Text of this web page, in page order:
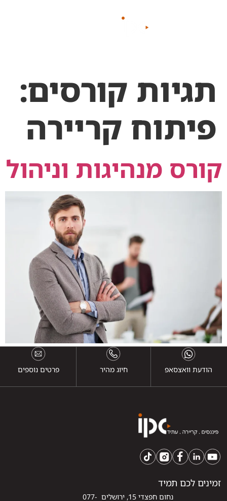
תגיות קורסים:
פיתוח קריירה
קורס מנהיגות וניהול
הודעת וואצסאפ חיוג מהיר פרטים נוספים
זמינים לכם תמיד
נחום חפצדי 15, ירושלים 077-